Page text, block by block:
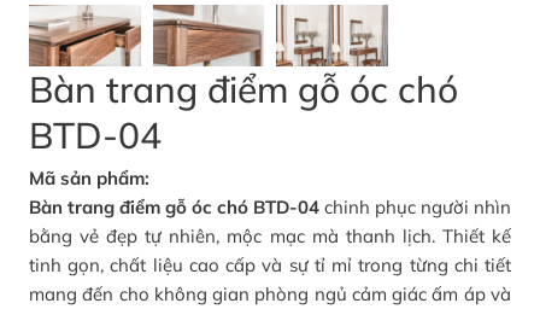
Bàn trang điểm gỗ óc chó
BTD-04
Mã sản phẩm:
Bàn trang điểm gỗ óc chó BTD-04 chinh phục người nhìn
bằng vẻ đẹp tự nhiên, mộc mạc mà thanh lịch. Thiết kế
tinh gọn, chất liệu cao cấp và sự tỉ mỉ trong từng chi tiết
mang đến cho không gian phòng ngủ cảm giác ấm áp và